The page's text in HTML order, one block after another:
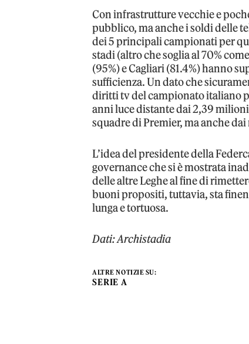
Con infrastrutture vecchie e
pubblico, ma anche i soldi delle
dei 5 principali campionati per
stadi (altro che soglia al 70%
(95%) e Cagliari (81.4%) hanno
sufficienza. Un dato che
diritti tv del campionato italiano
anni luce distante dai 2,39
squadre di Premier, ma anche
L’idea del presidente della
governance che si è mostrata
delle altre Leghe al fine di
buoni propositi, tuttavia, sta
lunga e tortuosa.
Dati: Archistadia
ALTRE NOTIZIE SU:
SERIE A